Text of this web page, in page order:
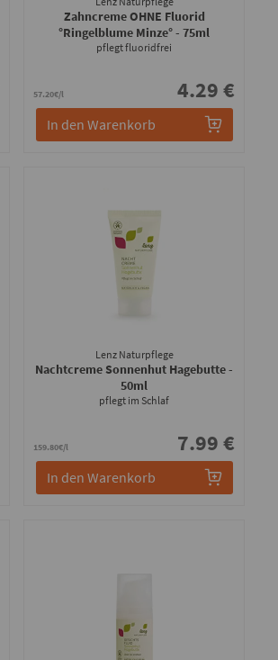
Zahncreme OHNE Fluorid
°Ringelblume Minze°- 75ml
pflegt fluoridfrei
57.20€/l 4.29 €
In den Warenkorb
Lenz Naturpflege
Nachtcreme Sonnenhut Hagebutte-
50ml
pflegt im Schlaf
159.80€/l 7.99 €
In den Warenkorb